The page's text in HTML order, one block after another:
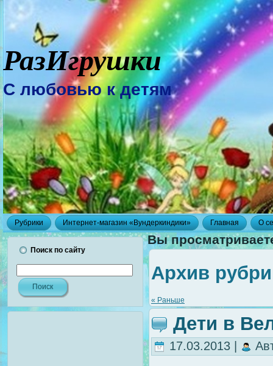
РазИгрушки
С любовью к детям
Рубрики Интернет-магазин «Вундеркиндики» Главная О
Поиск по сайту
Вы
Архив
« Раньше
Дети в
17.03.2013 |